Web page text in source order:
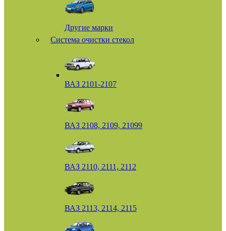
Другие марки
Система очистки стекол
ВАЗ 2101-2107
ВАЗ 2108, 2109, 21099
ВАЗ 2110, 2111, 2112
ВАЗ 2113, 2114, 2115